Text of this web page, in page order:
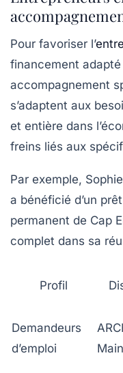
Pour favoriser l’
financement adapté
accompagnement
s’adaptent aux
et entière dans
freins liés aux
Par exemple,
a bénéficié d’un
permanent de Cap
complet dans sa
Profil
Demandeurs
d’emploi